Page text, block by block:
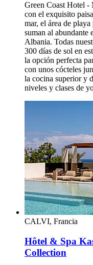
Green Coast Hotel
con el exquisito
mar, el área de
suman al abundante
Albania. Todas
300 días de sol en
la opción perfecta
con unos cócteles
la cocina superior y
niveles y clases de
CALVI, Francia
Hôtel & Spa
Collection